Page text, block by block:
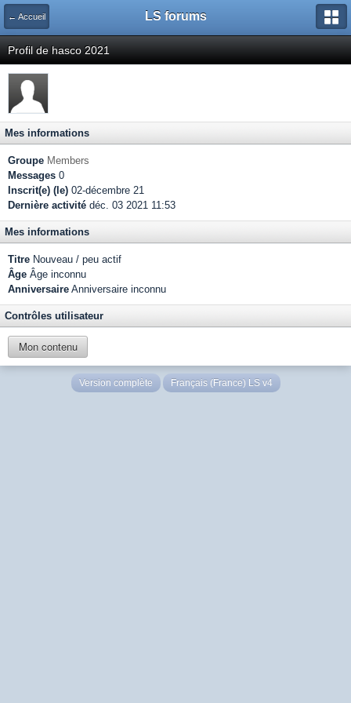
← Accueil LS forums
Profil de hasco 2021
Mes informations
Groupe Members
Messages 0
Inscrit(e) (le) 02-décembre 21
Dernière activité déc. 03 2021 11:53
Mes informations
Titre Nouveau / peu actif
Âge Âge inconnu
Anniversaire Anniversaire inconnu
Contrôles utilisateur
Mon contenu
Version complète Français (France) LS v4